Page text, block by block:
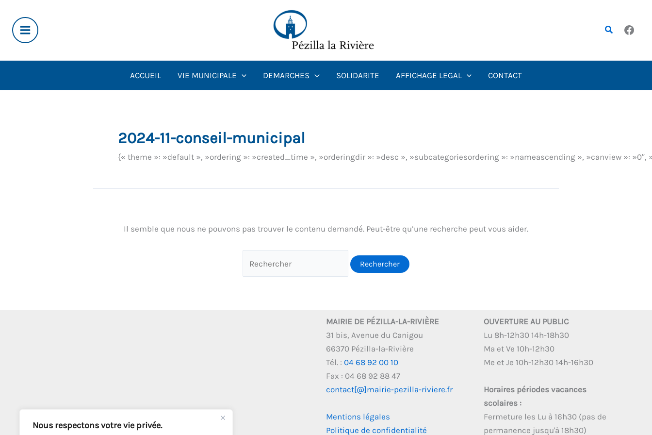
Nous respectons votre vie privée.
contenu
Rechercher
ACCUEIL VIE MUNICIPALE DEMARCHES SOLIDARITE AFFICHAGE LEGAL CONTACT
2024-11-conseil-municipal
{« theme »: »default », »ordering »: »created_time », »orderingdir »: »desc », »subcategoriesordering »: »nameascending », »canview »:
Il semble que nous ne pouvons pas trouver le contenu demandé. Peut-être qu’une recherche peut vous aider.
MAIRIE DE PÉZILLA-LA-RIVIÈRE
31 bis, Avenue du Canigou
66370 Pézilla-la-Rivière
Tél. : 04 68 92 00 10
Fax : 04 68 92 88 47
contact[@]mairie-pezilla-riviere.fr
Mentions légales
Politique de confidentialité
OUVERTURE AU PUBLIC
Lu 8h-12h30 14h-18h30
Ma et Ve 10h-12h30
Me et Je 10h-12h30 14h-16h30
Horaires périodes vacances
scolaires :
Fermeture les Lu à 16h30 (pas de
permanence jusqu'à 18h30)